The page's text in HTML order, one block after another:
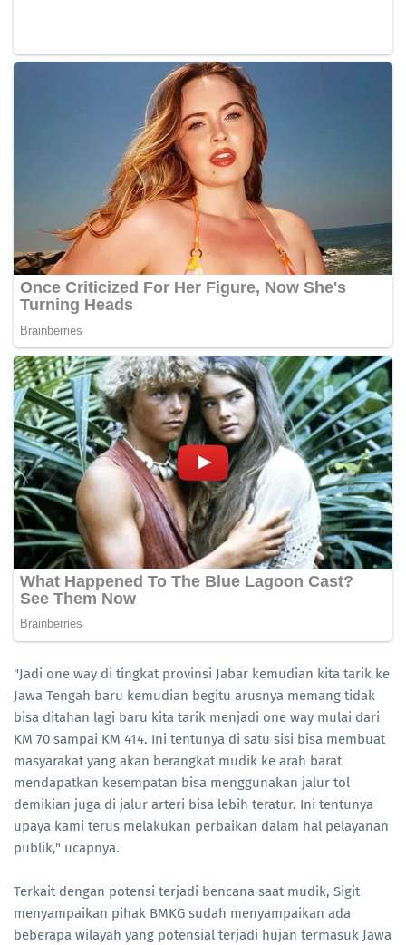
"Jadi one way di tingkat provinsi Jabar kemudian kita tarik ke
Jawa Tengah baru kemudian begitu arusnya memang tidak
bisa ditahan lagi baru kita tarik menjadi one way mulai dari
KM 70 sampai KM 414. Ini tentunya di satu sisi bisa membuat
masyarakat yang akan berangkat mudik ke arah barat
mendapatkan kesempatan bisa menggunakan jalur tol
demikian juga di jalur arteri bisa lebih teratur. Ini tentunya
upaya kami terus melakukan perbaikan dalam hal pelayanan
publik," ucapnya.
Terkait dengan potensi terjadi bencana saat mudik, Sigit
menyampaikan pihak BMKG sudah menyampaikan ada
beberapa wilayah yang potensial terjadi hujan termasuk Jawa